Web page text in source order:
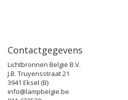
Contactgegevens
Lichtbronnen België B.V.
J.B. Truyensstraat 21
3941 Eksel (B)
info@lampbelgie.be